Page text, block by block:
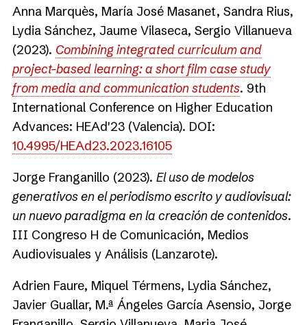
Anna Marquès, María José Masanet, Sandra Rius,
Lydia Sánchez, Jaume Vilaseca, Sergio Villanueva
(2023). Combining integrated curriculum and
project-based learning: a short film case study
from media and communication students. 9th
International Conference on Higher Education
Advances: HEAd'23 (Valencia). DOI:
10.4995/HEAd23.2023.16105
Jorge Franganillo (2023). El uso de modelos
generativos en el periodismo escrito y audiovisual:
un nuevo paradigma en la creación de contenidos.
III Congreso H de Comunicación, Medios
Audiovisuales y Análisis (Lanzarote).
Adrien Faure, Miquel Térmens, Lydia Sánchez,
Javier Guallar, M.ª Ángeles García Asensio, Jorge